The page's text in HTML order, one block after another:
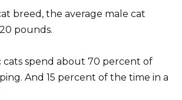
breed, the average male cat
pounds.
cats spend about 70 percent of
And 15 percent of the time in a